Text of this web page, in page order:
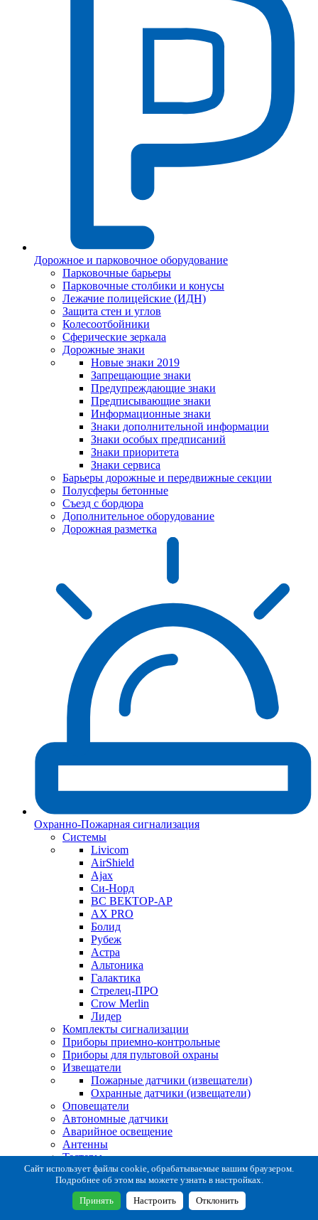
Дорожное и парковочное оборудование
Парковочные барьеры
Парковочные столбики и конусы
Лежачие полицейские (ИДН)
Защита стен и углов
Колесоотбойники
Сферические зеркала
Дорожные знаки
Новые знаки 2019
Запрещающие знаки
Предупреждающие знаки
Предписывающие знаки
Информационные знаки
Знаки дополнительной информации
Знаки особых предписаний
Знаки приоритета
Знаки сервиса
Барьеры дорожные и передвижные секции
Полусферы бетонные
Съезд с бордюра
Дополнительное оборудование
Дорожная разметка
Охранно-Пожарная сигнализация
Системы
Livicom
AirShield
Ajax
Си-Норд
ВС ВЕКТОР-АР
AX PRO
Болид
Рубеж
Астра
Альтоника
Галактика
Стрелец-ПРО
Crow Merlin
Лидер
Комплекты сигнализации
Приборы приемно-контрольные
Приборы для пультовой охраны
Извещатели
Пожарные датчики (извещатели)
Охранные датчики (извещатели)
Оповещатели
Автономные датчики
Аварийное освещение
Антенны
Тестеры
Система сбора извещений
Расходные и монтажные материалы
Коробки коммутационные
Кронштейны для извещателей
Сайт использует файлы cookie, обрабатываемые вашим браузером.
Подробнее об этом вы можете узнать в настройках.
Принять Настроить Отклонить